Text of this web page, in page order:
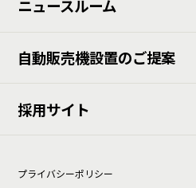
ニュースルーム
⾃動販売機設置のご提案
採用サイト
プライバシーポリシー